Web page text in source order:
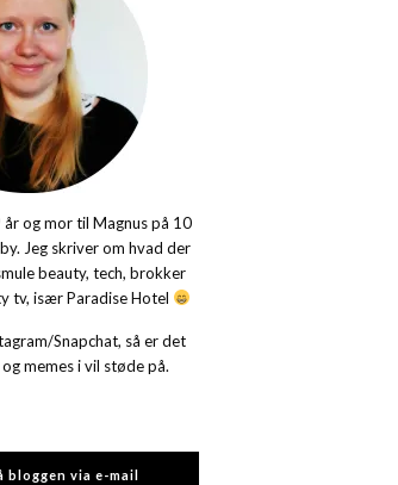
år og mor til Magnus på 10
Jeg skriver om hvad der
beauty, tech, brokker
tv, især Paradise Hotel
Snapchat, så er det
memes i vil støde på.
bloggen via e-mail